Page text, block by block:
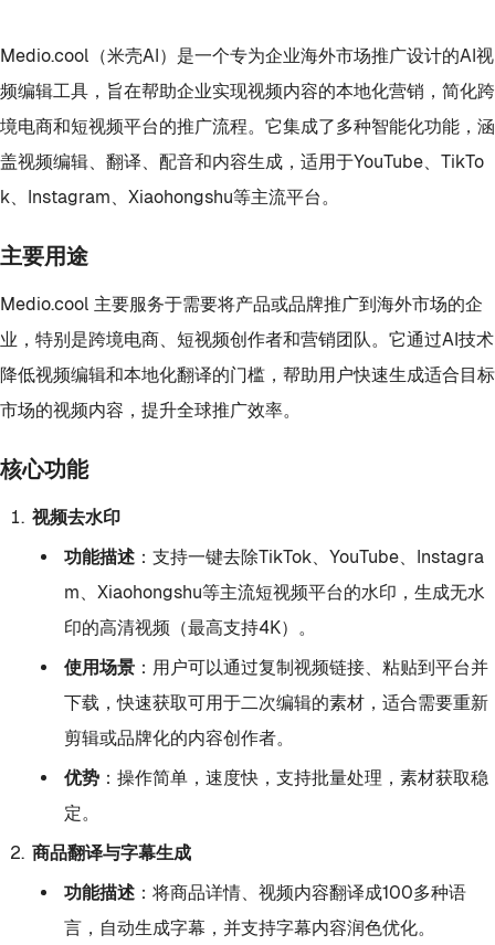
Medio.cool（米壳AI）是一个专为企业海外市场推广设计的AI视
频编辑工具，旨在帮助企业实现视频内容的本地化营销，简化跨
境电商和短视频平台的推广流程。它集成了多种智能化功能，涵
盖视频编辑、翻译、配音和内容生成，适用于YouTube、TikTo
k、Instagram、Xiaohongshu等主流平台。
主要用途
Medio.cool 主要服务于需要将产品或品牌推广到海外市场的企
业，特别是跨境电商、短视频创作者和营销团队。它通过AI技术
降低视频编辑和本地化翻译的门槛，帮助用户快速生成适合目标
市场的视频内容，提升全球推广效率。
核心功能
视频去水印
功能描述：支持一键去除TikTok、YouTube、Instagra
m、Xiaohongshu等主流短视频平台的水印，生成无水
印的高清视频（最高支持4K）。
使用场景：用户可以通过复制视频链接、粘贴到平台并
下载，快速获取可用于二次编辑的素材，适合需要重新
剪辑或品牌化的内容创作者。
优势：操作简单，速度快，支持批量处理，素材获取稳
定。
商品翻译与字幕生成
功能描述：将商品详情、视频内容翻译成100多种语
言，自动生成字幕，并支持字幕内容润色优化。